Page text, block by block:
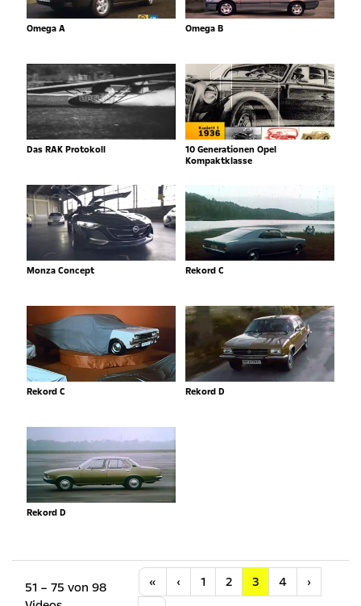
Omega A Omega B
Das RAK Protokoll
10 Generationen Opel
Kompaktklasse
Monza Concept Rekord C
Rekord C Rekord D
Rekord D
51 – 75 von 98
« Anfang
‹ Vorherige
1 2 3 4 ›Nächste